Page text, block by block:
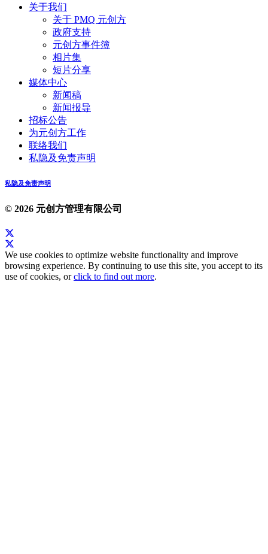
关于我们
关于 PMQ 元创方
政府支持
元创方事件簿
相片集
短片分享
媒体中心
新闻稿
新闻报导
招标公告
为元创方工作
联络我们
私隐及免责声明
私隐及免责声明
© 2026 元创方管理有限公司
We use cookies to optimize website functionality and improve
browsing experience. By continuing to use this site, you accept to its
use of cookies, orclick to find out more.